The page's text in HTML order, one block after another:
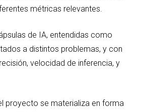
métricas relevantes.
de IA, entendidas como
a distintos problemas, y con
velocidad de inferencia, y
proyecto se materializa en forma